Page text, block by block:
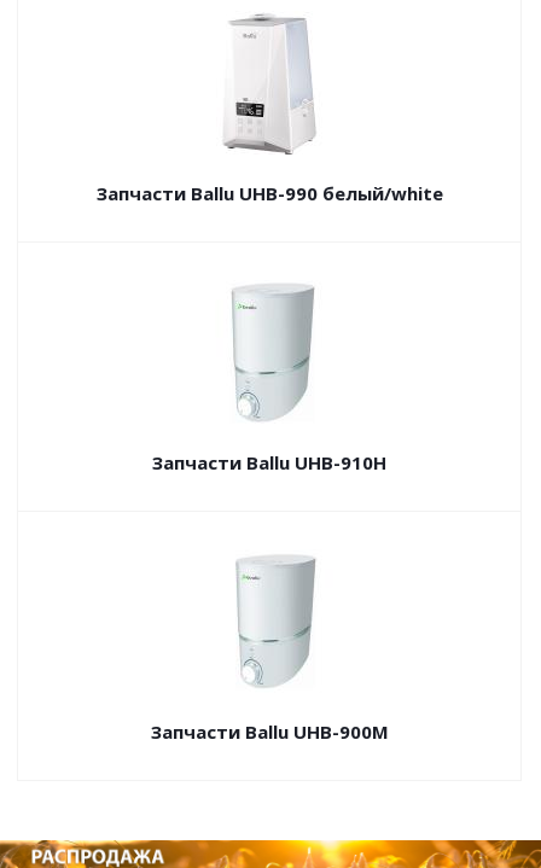
Запчасти Ballu UHB-990 белый/white
Запчасти Ballu UHB-910H
Запчасти Ballu UHB-900M